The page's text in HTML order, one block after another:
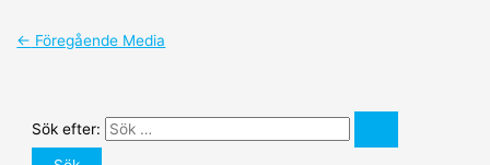
← Föregående Media
Sök efter: